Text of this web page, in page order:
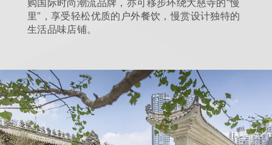
购国际时尚潮流品牌，亦可移步环绕大慈寺的“慢
里”，享受轻松优质的户外餐饮，慢赏设计独特的
生活品味店铺。